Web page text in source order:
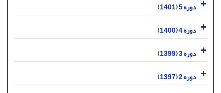
دوره 5 (1401)
دوره 4 (1400)
دوره 3 (1399)
دوره 2 (1397)